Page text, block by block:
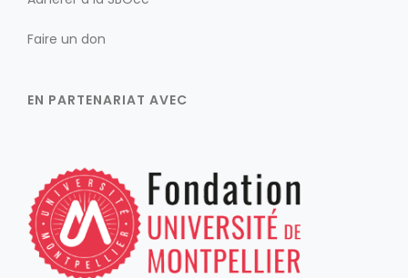
Faire un don
EN PARTENARIAT AVEC